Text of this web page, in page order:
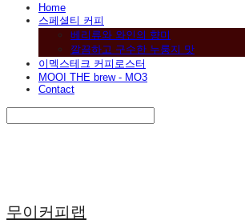
Home
스페셜티 커피
베리류와 와인의 향미
깔끔하고 구수한 누룽지 맛
이멕스테크 커피로스터
MOOI THE brew - MO3
Contact
무이커피랩